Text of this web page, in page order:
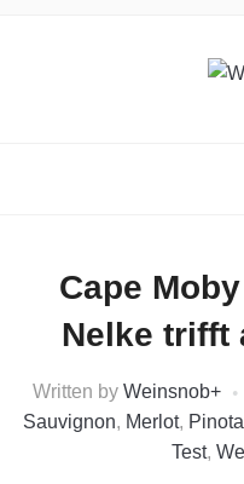
Cape
Nelke trifft
Written by Weinsnob+
Sauvignon, Merlot,
Test,